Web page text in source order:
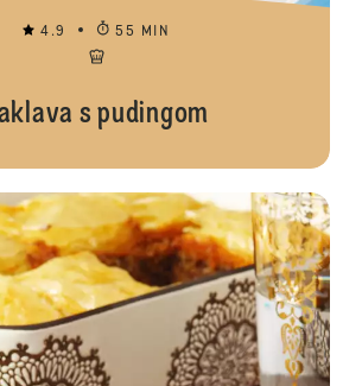
4.9 55 MIN
s pudingom